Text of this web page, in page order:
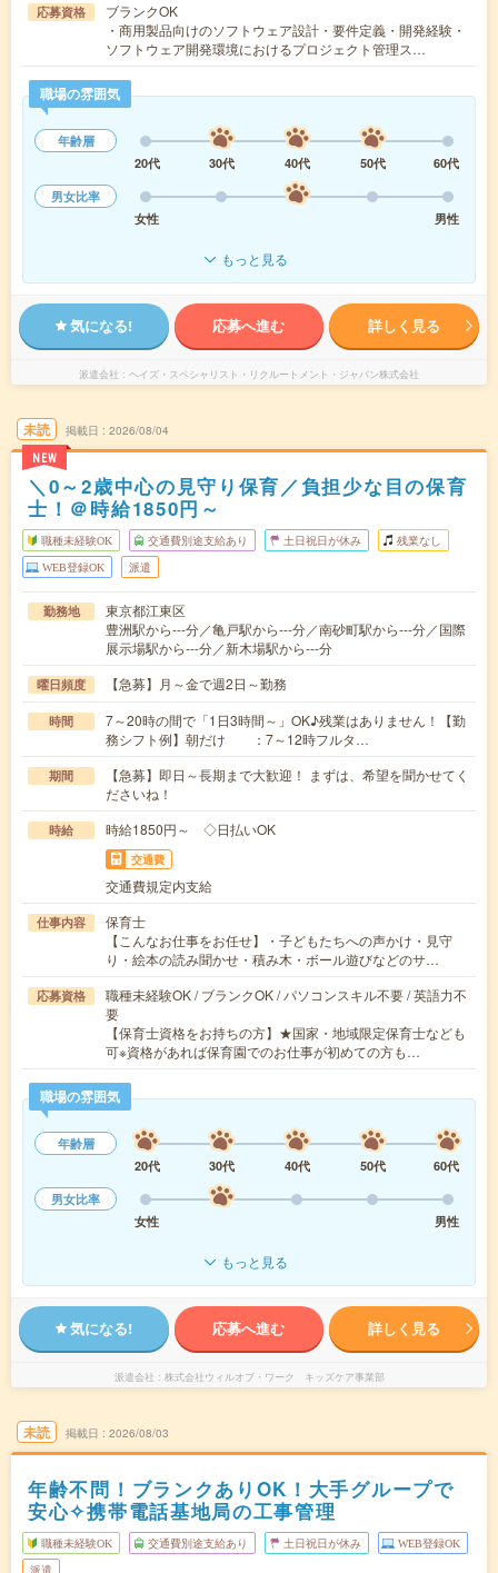
応募資格
ブランクOK
・商用製品向けのソフトウェア設計・要件定義・開発経験・
ソフトウェア開発環境におけるプロジェクト管理ス…
職場の雰囲気
年齢層
20代
30代 40代 50代
60代
男女比率
女性
男性
もっと見る
気になる! 応募へ進む 詳しく見る
派遣会社 ヘイズ・スペシャリスト・リクルートメント・ジャパン株式会社
未読
NEW
掲載日 2026/08/04
＼0～2歳中心の見守り保育／負担少な目の保育
士！＠時給1850円～
職種未経験OK 交通費別途支給あり 土日祝日が休み 残業なし
WEB登録OK 派遣
勤務地
東京都江東区
豊洲駅から---分／亀戸駅から---分／南砂町駅から---分／国際
展示場駅から---分／新木場駅から---分
曜日頻度 【急募】月～金で週2日～勤務
時間
7～20時の間で「1日3時間～」OK♪残業はありません！【勤
務シフト例】朝だけ ：7～12時フルタ…
期間
【急募】即日～長期まで大歓迎！ まずは、希望を聞かせてく
ださいね！
時給 時給1850円～ ◇日払いOK
交通費
交通費規定内支給
仕事内容
保育士
【こんなお仕事をお任せ】・子どもたちへの声かけ・見守
り・絵本の読み聞かせ・積み木・ボール遊びなどのサ…
応募資格
職種未経験OK / ブランクOK / パソコンスキル不要 / 英語力不
要
【保育士資格をお持ちの方】★国家・地域限定保育士なども
可※資格があれば保育園でのお仕事が初めての方も…
職場の雰囲気
年齢層
20代
30代 40代 50代
60代
男女比率
女性
男性
もっと見る
気になる! 応募へ進む 詳しく見る
派遣会社 株式会社ウィルオブ・ワーク キッズケア事業部
未読 掲載日 2026/08/03
年齢不問！ブランクありOK！大手グループで
安心✧携帯電話基地局の工事管理
職種未経験OK 交通費別途支給あり 土日祝日が休み WEB登録OK
派遣